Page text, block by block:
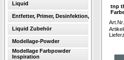
Liquid
Entfetter, Primer, Desinfektion,
Liquid Zubehör
Modellage-Powder
Modellage Farbpowder
Inspiration
tnp